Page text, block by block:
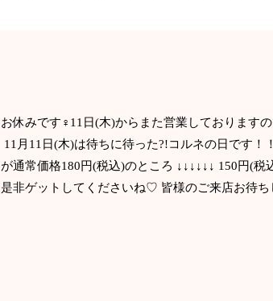
休みです‍♀️11日(木)からまた営業しております
月11日(木)は待ちに待った?!コルネの日です！
が通常価格180円(税込)のところ ↓↓↓↓↓↓ 150円(税
非ゲットしてくださいね♡ 皆様のご来店お待ち